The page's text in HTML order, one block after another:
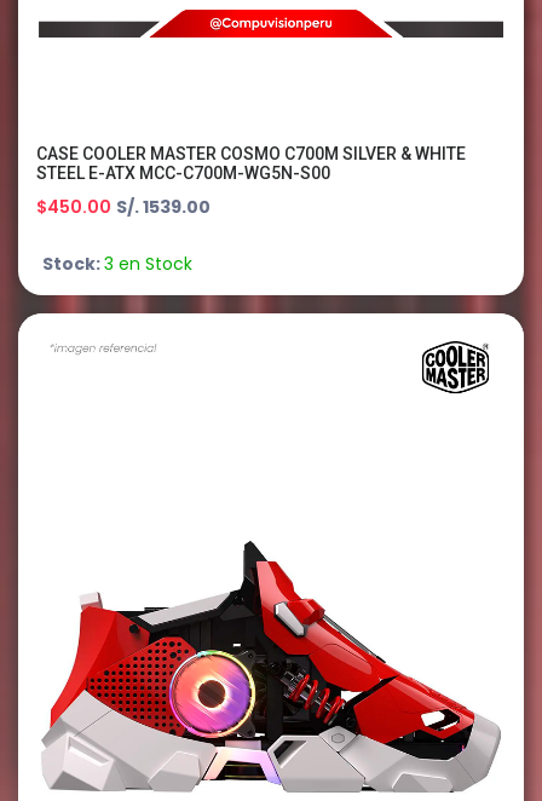
CASE COOLER MASTER COSMO C700M SILVER & WHITE
STEEL E-ATX MCC-C700M-WG5N-S00
$450.00 S/. 1539.00
Stock:3 en Stock